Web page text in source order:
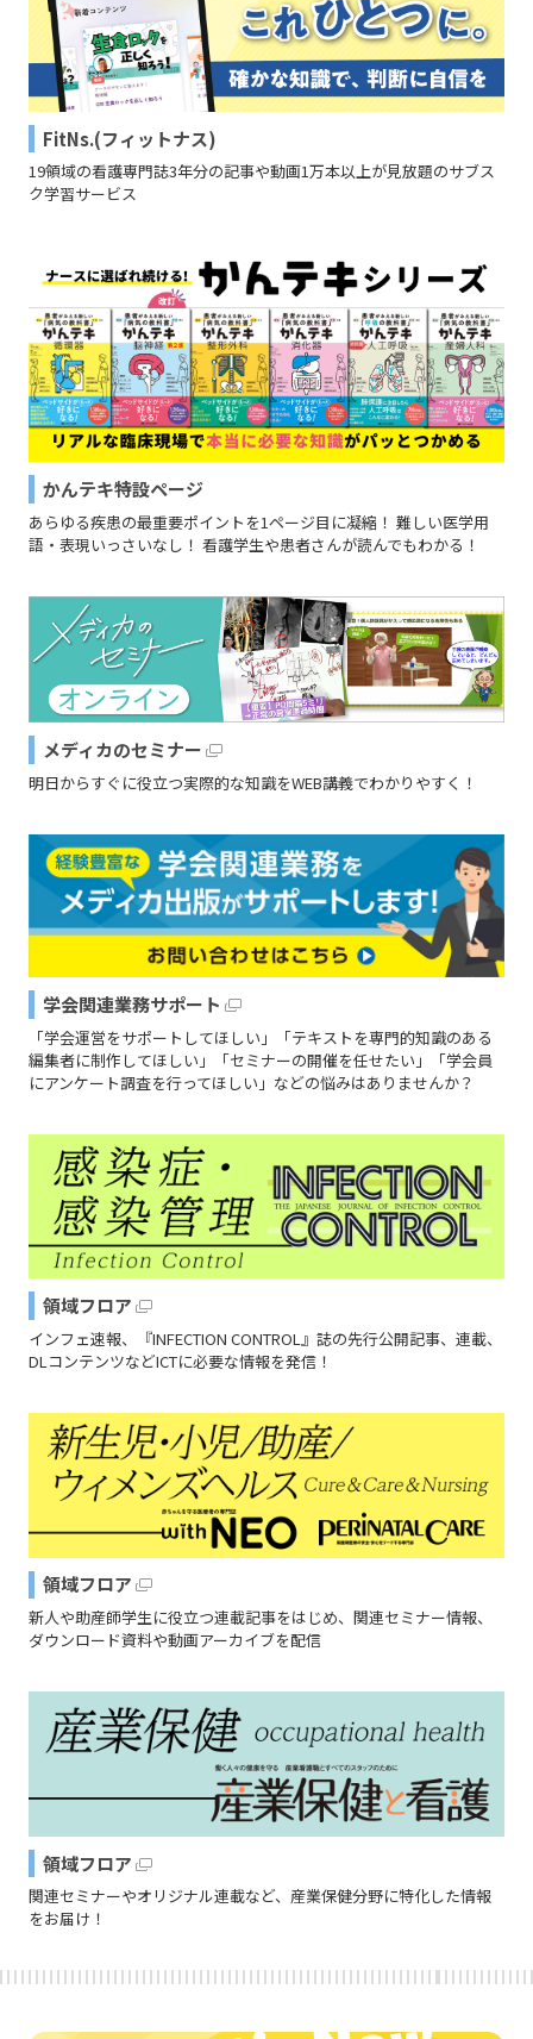
FitNs.(フィットナス)
19領域の看護専門誌3年分の記事や動画1万本以上が見放題のサブス
ク学習サービス
かんテキ特設ページ
あらゆる疾患の最重要ポイントを1ページ目に凝縮！ 難しい医学用
語・表現いっさいなし！ 看護学生や患者さんが読んでもわかる！
メディカのセミナー
明日からすぐに役立つ実際的な知識をWEB講義でわかりやすく！
学会関連業務サポート
「学会運営をサポートしてほしい」「テキストを専門的知識のある
編集者に制作してほしい」「セミナーの開催を任せたい」「学会員
にアンケート調査を行ってほしい」などの悩みはありませんか？
領域フロア
インフェ速報、『INFECTION CONTROL』誌の先行公開記事、連載、
DLコンテンツなどICTに必要な情報を発信！
領域フロア
新人や助産師学生に役立つ連載記事をはじめ、関連セミナー情報、
ダウンロード資料や動画アーカイブを配信
領域フロア
関連セミナーやオリジナル連載など、産業保健分野に特化した情報
をお届け！